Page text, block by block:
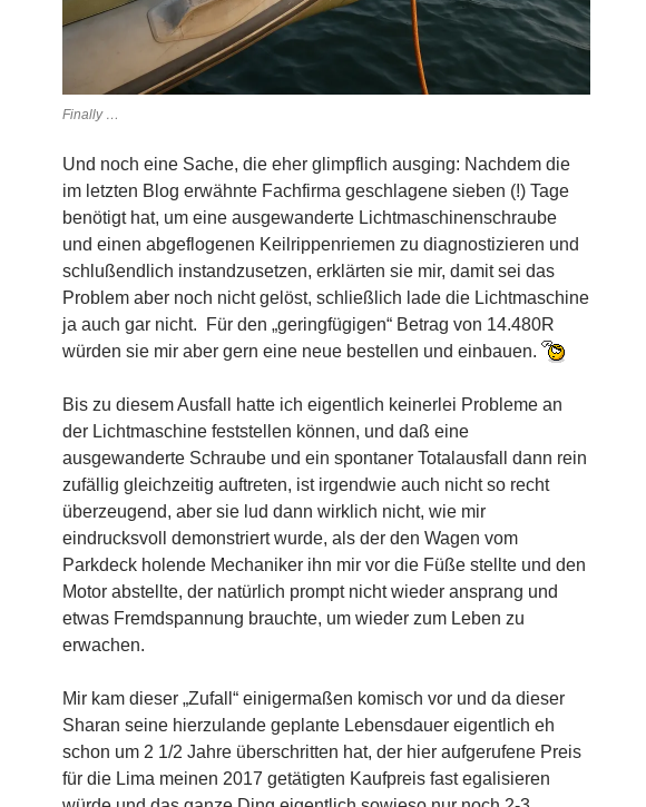
Finally …
Und noch eine Sache, die eher glimpflich ausging: Nachdem die
im letzten Blog erwähnte Fachfirma geschlagene sieben (!) Tage
benötigt hat, um eine ausgewanderte Lichtmaschinenschraube
und einen abgeflogenen Keilrippenriemen zu diagnostizieren und
schlußendlich instandzusetzen, erklärten sie mir, damit sei das
Problem aber noch nicht gelöst, schließlich lade die Lichtmaschine
ja auch gar nicht. Für den „geringfügigen“ Betrag von 14.480R
würden sie mir aber gern eine neue bestellen und einbauen.
Bis zu diesem Ausfall hatte ich eigentlich keinerlei Probleme an
der Lichtmaschine feststellen können, und daß eine
ausgewanderte Schraube und ein spontaner Totalausfall dann rein
zufällig gleichzeitig auftreten, ist irgendwie auch nicht so recht
überzeugend, aber sie lud dann wirklich nicht, wie mir
eindrucksvoll demonstriert wurde, als der den Wagen vom
Parkdeck holende Mechaniker ihn mir vor die Füße stellte und den
Motor abstellte, der natürlich prompt nicht wieder ansprang und
etwas Fremdspannung brauchte, um wieder zum Leben zu
erwachen.
Mir kam dieser „Zufall“ einigermaßen komisch vor und da dieser
Sharan seine hierzulande geplante Lebensdauer eigentlich eh
schon um 2 1/2 Jahre überschritten hat, der hier aufgerufene Preis
für die Lima meinen 2017 getätigten Kaufpreis fast egalisieren